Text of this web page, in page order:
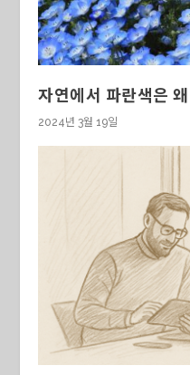
자연에서 파란색은
2024년 3월 19일